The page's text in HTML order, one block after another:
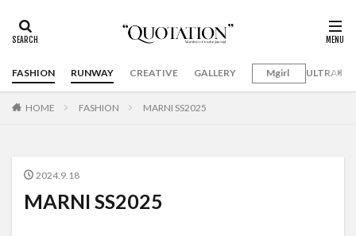
FASHION RUNWAY CREATIVE GALLERY Mgirl
HOME FASHION MARNI SS2025
2024.9.18
MARNI SS2025